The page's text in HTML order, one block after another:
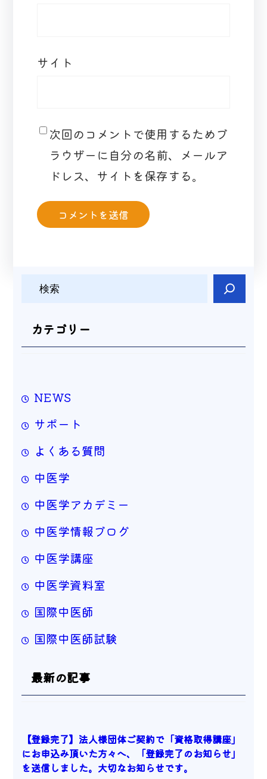
サイト
次回のコメントで使用するためブ
ラウザーに自分の名前、メールア
ドレス、サイトを保存する。
カテゴリー
NEWS
サポート
よくある質問
中医学
中医学アカデミー
中医学情報ブログ
中医学講座
中医学資料室
国際中医師
国際中医師試験
最新の記事
【登録完了】法人様団体ご契約で「資格取得講座」
にお申込み頂いた方々へ、「登録完了のお知らせ」
を送信しました。大切なお知らせです。